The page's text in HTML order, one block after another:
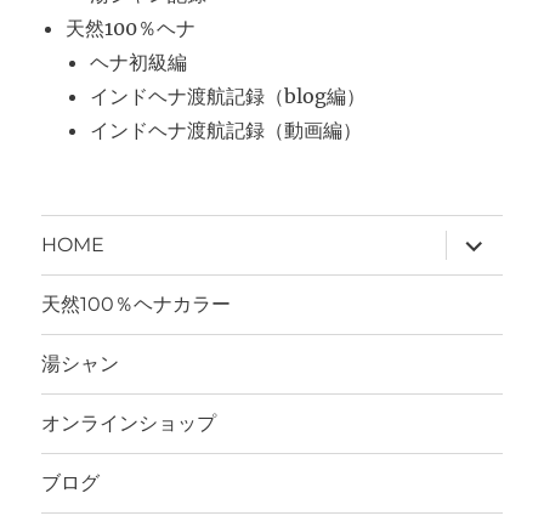
天然100％ヘナ
ヘナ初級編
インドヘナ渡航記録（blog編）
インドヘナ渡航記録（動画編）
HOME
サ
ブ
メ
ー
開
天然100％ヘナカラー
湯シャン
オンラインショップ
ブログ